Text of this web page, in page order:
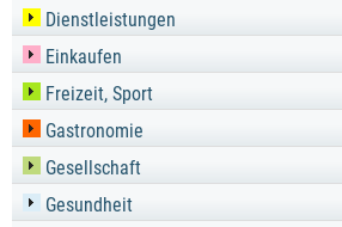
Dienstleistungen
Einkaufen
Freizeit, Sport
Gastronomie
Gesellschaft
Gesundheit